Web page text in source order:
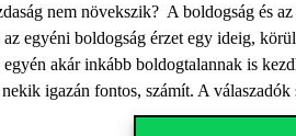
nem növekszik? A boldogság és
egyéni boldogság érzet egy ideig,
akár inkább boldogtalannak is
igazán fontos, számít. A